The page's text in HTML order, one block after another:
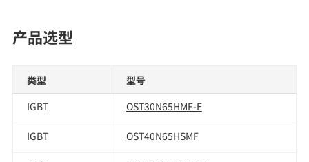
产品选型
类型
型号
IGBT
OST30N65HMF-E
IGBT OST40N65HSMF